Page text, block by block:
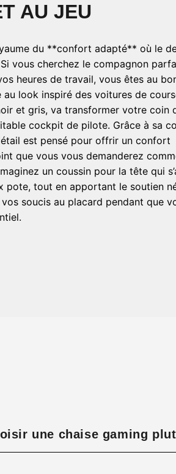
AU JEU
du **confort adapté** où le
vous cherchez le compagnon
heures de travail, vous êtes au
au look inspiré des voitures de
et gris, va transformer votre coin
cockpit de pilote. Grâce à sa
est pensé pour offrir un confort
que vous vous demanderez
un coussin pour la tête qui
pote, tout en apportant le soutien
soucis au placard pendant que
une chaise gaming